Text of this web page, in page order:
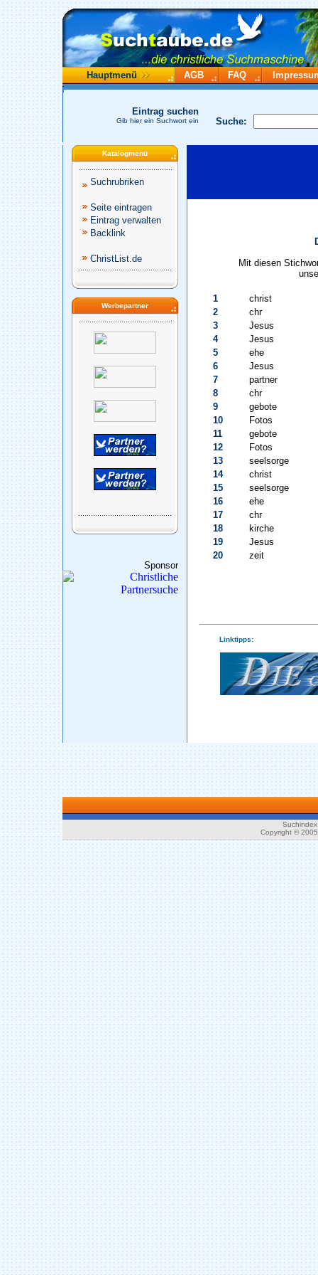
Hauptmenü AGB FAQ
Suche:
Eintrag suchen
Gib hier ein Suchwort ein
Katalogmenü
Suchrubriken
Seite eintragen
Eintrag verwalten
Backlink
ChristList.de
Werbepartner
Sponsor
Mit diesen
1
christ
2
chr
3
Jesus
4
Jesus
5
ehe
6
Jesus
7
partner
8
chr
9
gebote
10
Fotos
11
gebote
12
Fotos
13
seelsorge
14
christ
15
seelsorge
16
ehe
17
chr
18
kirche
19
Jesus
20
zeit
Linktipps:
Copyright ©